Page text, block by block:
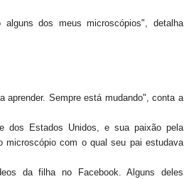
dos meus microscópios", detalha
aprender. Sempre está mudando", conta a
dos Estados Unidos, e sua paixão pela
microscópio com o qual seu pai estudava
da filha no Facebook. Alguns deles